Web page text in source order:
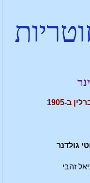
גולדנר
זהבי